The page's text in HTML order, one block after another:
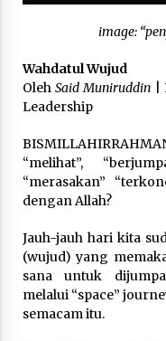
3
Siswa
3
untuk
Aceh
4
SELVi:
image:
Wahdatul Wujud
Oleh Said Muniruddin |
Leadership
“melihat”,
“merasakan”
dengan Allah?
Jauh-jauh hari kita
(wujud) yang
sana untuk
melalui “space”
semacam itu.